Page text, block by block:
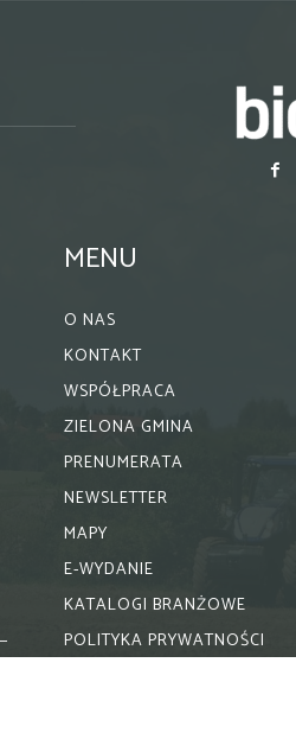
MENU
O NAS
KONTAKT
WSPÓŁPRACA
ZIELONA GMINA
PRENUMERATA
NEWSLETTER
MAPY
E-WYDANIE
KATALOGI BRANŻOWE
POLITYKA PRYWATNOŚCI